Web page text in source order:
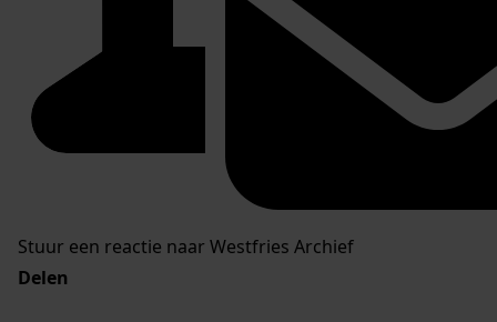
Stuur een reactie naar Westfries Archief
Delen